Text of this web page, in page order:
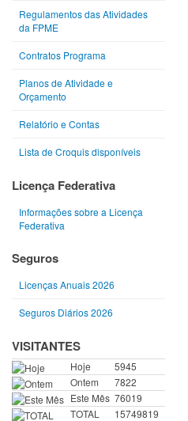
Regulamentos das Atividades
da FPME
Contratos Programa
Planos de Atividade e
Orçamento
Relatório e Contas
Lista de Croquis disponíveis
Licença Federativa
Informações sobre a Licença
Federativa
Seguros
Licenças Anuais 2026
Seguros Diários 2026
VISITANTES
Hoje
5945
Ontem
7822
Este Mês 76019
TOTAL
15749819